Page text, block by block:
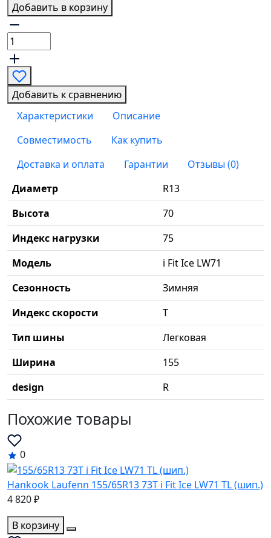
Добавить в корзину
Добавить к сравнению
Характеристики
Описание
Совместимость
Как купить
Доставка и оплата
Гарантии
Отзывы (0)
Диаметр
R13
Высота
70
Индекс нагрузки
75
Модель
i Fit Ice LW71
Сезонность
Зимняя
Индекс скорости
T
Тип шины
Легковая
Ширина
155
design
R
Похожие товары
0
Hankook Laufenn 155/65R13 73T i Fit Ice LW71 TL (шип.)
4 820 ₽
В корзину